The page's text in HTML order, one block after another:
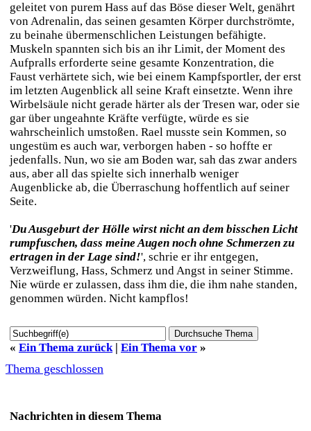
geleitet von purem Hass auf das Böse dieser Welt, genährt
von Adrenalin, das seinen gesamten Körper durchströmte,
zu beinahe übermenschlichen Leistungen befähigte.
Muskeln spannten sich bis an ihr Limit, der Moment des
Aufpralls erforderte seine gesamte Konzentration, die
Faust verhärtete sich, wie bei einem Kampfsportler, der erst
im letzten Augenblick all seine Kraft einsetzte. Wenn ihre
Wirbelsäule nicht gerade härter als der Tresen war, oder sie
gar über ungeahnte Kräfte verfügte, würde es sie
wahrscheinlich umstoßen. Rael musste sein Kommen, so
ungestüm es auch war, verborgen haben - so hoffte er
jedenfalls. Nun, wo sie am Boden war, sah das zwar anders
aus, aber all das spielte sich innerhalb weniger
Augenblicke ab, die Überraschung hoffentlich auf seiner
Seite.
'Du Ausgeburt der Hölle wirst nicht an dem bisschen Licht
rumpfuschen, dass meine Augen noch ohne Schmerzen zu
ertragen in der Lage sind!', schrie er ihr entgegen,
Verzweiflung, Hass, Schmerz und Angst in seiner Stimme.
Nie würde er zulassen, dass ihm die, die ihm nahe standen,
genommen würden. Nicht kampflos!
« Ein Thema zurück| Ein Thema vor »
Thema geschlossen
Nachrichten in diesem Thema